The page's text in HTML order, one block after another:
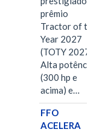
prêmio
Tractor of the
Year 2027
(TOTY 2027:
Alta potência
(300 hp e
acima) e…
FFO
ACELERA